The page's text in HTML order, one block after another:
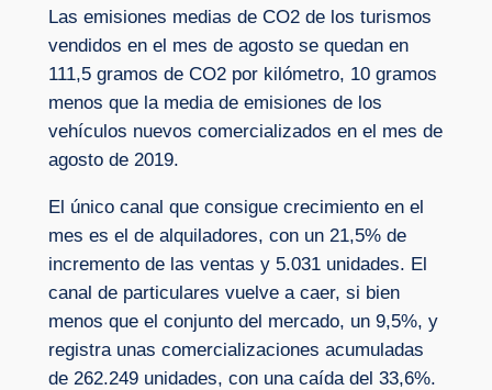
Las emisiones medias de CO2 de los turismos
vendidos en el mes de agosto se quedan en
111,5 gramos de CO2 por kilómetro, 10 gramos
menos que la media de emisiones de los
vehículos nuevos comercializados en el mes de
agosto de 2019.
El único canal que consigue crecimiento en el
mes es el de alquiladores, con un 21,5% de
incremento de las ventas y 5.031 unidades. El
canal de particulares vuelve a caer, si bien
menos que el conjunto del mercado, un 9,5%, y
registra unas comercializaciones acumuladas
de 262.249 unidades, con una caída del 33,6%.